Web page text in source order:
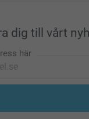
dig till vårt
här